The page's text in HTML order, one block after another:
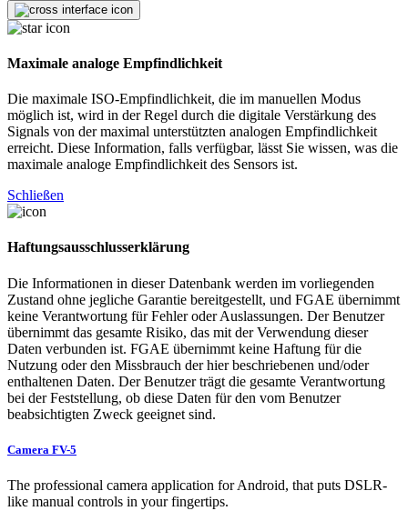
Maximale analoge Empfindlichkeit
Die maximale ISO-Empfindlichkeit, die im manuellen Modus
möglich ist, wird in der Regel durch die digitale Verstärkung des
Signals von der maximal unterstützten analogen Empfindlichkeit
erreicht. Diese Information, falls verfügbar, lässt Sie wissen, was die
maximale analoge Empfindlichkeit des Sensors ist.
Schließen
Haftungsausschlusserklärung
Die Informationen in dieser Datenbank werden im vorliegenden
Zustand ohne jegliche Garantie bereitgestellt, und FGAE übernimmt
keine Verantwortung für Fehler oder Auslassungen. Der Benutzer
übernimmt das gesamte Risiko, das mit der Verwendung dieser
Daten verbunden ist. FGAE übernimmt keine Haftung für die
Nutzung oder den Missbrauch der hier beschriebenen und/oder
enthaltenen Daten. Der Benutzer trägt die gesamte Verantwortung
bei der Feststellung, ob diese Daten für den vom Benutzer
beabsichtigten Zweck geeignet sind.
Camera FV-5
The professional camera application for Android, that puts DSLR-
like manual controls in your fingertips.